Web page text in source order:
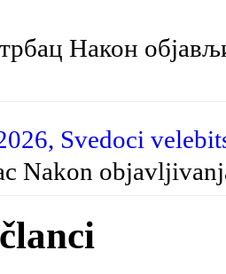
Након
Svedoci
Nakon